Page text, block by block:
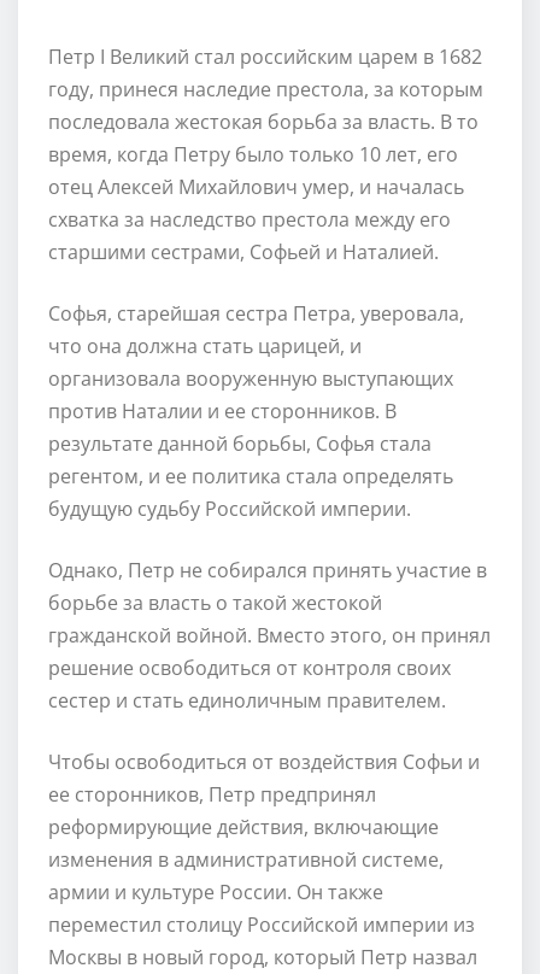
Петр I Великий стал российским царем в 1682
году, принеся наследие престола, за которым
последовала жестокая борьба за власть. В то
время, когда Петру было только 10 лет, его
отец Алексей Михайлович умер, и началась
схватка за наследство престола между его
старшими сестрами, Софьей и Наталией.
Софья, старейшая сестра Петра, уверовала,
что она должна стать царицей, и
организовала вооруженную выступающих
против Наталии и ее сторонников. В
результате данной борьбы, Софья стала
регентом, и ее политика стала определять
будущую судьбу Российской империи.
Однако, Петр не собирался принять участие в
борьбе за власть о такой жестокой
гражданской войной. Вместо этого, он принял
решение освободиться от контроля своих
сестер и стать единоличным правителем.
Чтобы освободиться от воздействия Софьи и
ее сторонников, Петр предпринял
реформирующие действия, включающие
изменения в административной системе,
армии и культуре России. Он также
переместил столицу Российской империи из
Москвы в новый город, который Петр назвал